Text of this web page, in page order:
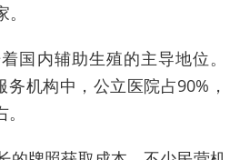
国内辅助生殖的主导地位。
机构中，公立医院占90%，